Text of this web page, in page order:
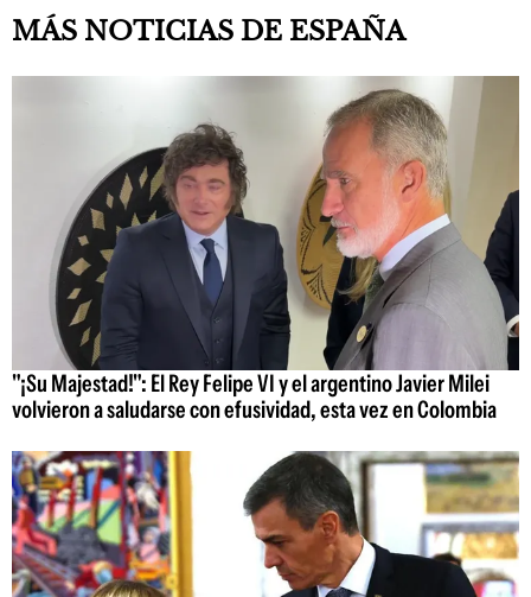
MÁS NOTICIAS DE ESPAÑA
"¡Su Majestad!": El Rey Felipe VI y el argentino Javier Milei
volvieron a saludarse con efusividad, esta vez en Colombia